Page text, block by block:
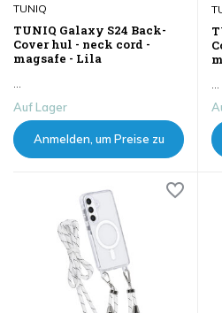
TUNIQ
TUNIQ Galaxy S24 Back-
Cover hul - neck cord -
magsafe - Lila
Auf Lager
Anmelden, um Preise zu